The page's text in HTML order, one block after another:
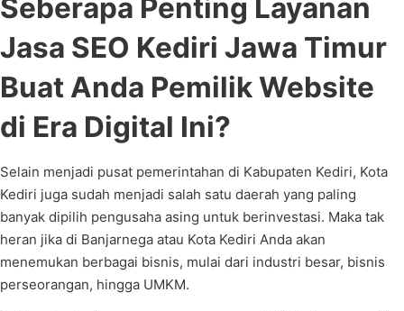
Seberapa Penting Layanan
Jasa SEO Kediri Jawa Timur
Buat Anda Pemilik Website
di Era Digital Ini?
Selain menjadi pusat pemerintahan di Kabupaten Kediri, Kota
Kediri juga sudah menjadi salah satu daerah yang paling
banyak dipilih pengusaha asing untuk berinvestasi. Maka tak
heran jika di Banjarnega atau Kota Kediri Anda akan
menemukan berbagai bisnis, mulai dari industri besar, bisnis
perseorangan, hingga UMKM.